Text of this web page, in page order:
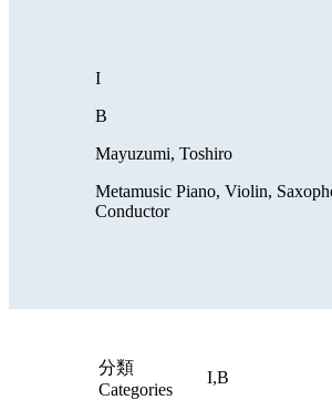
I
B
Mayuzumi, Toshiro
Metamusic Piano, Violin,
Conductor
分類
Categories
I,B